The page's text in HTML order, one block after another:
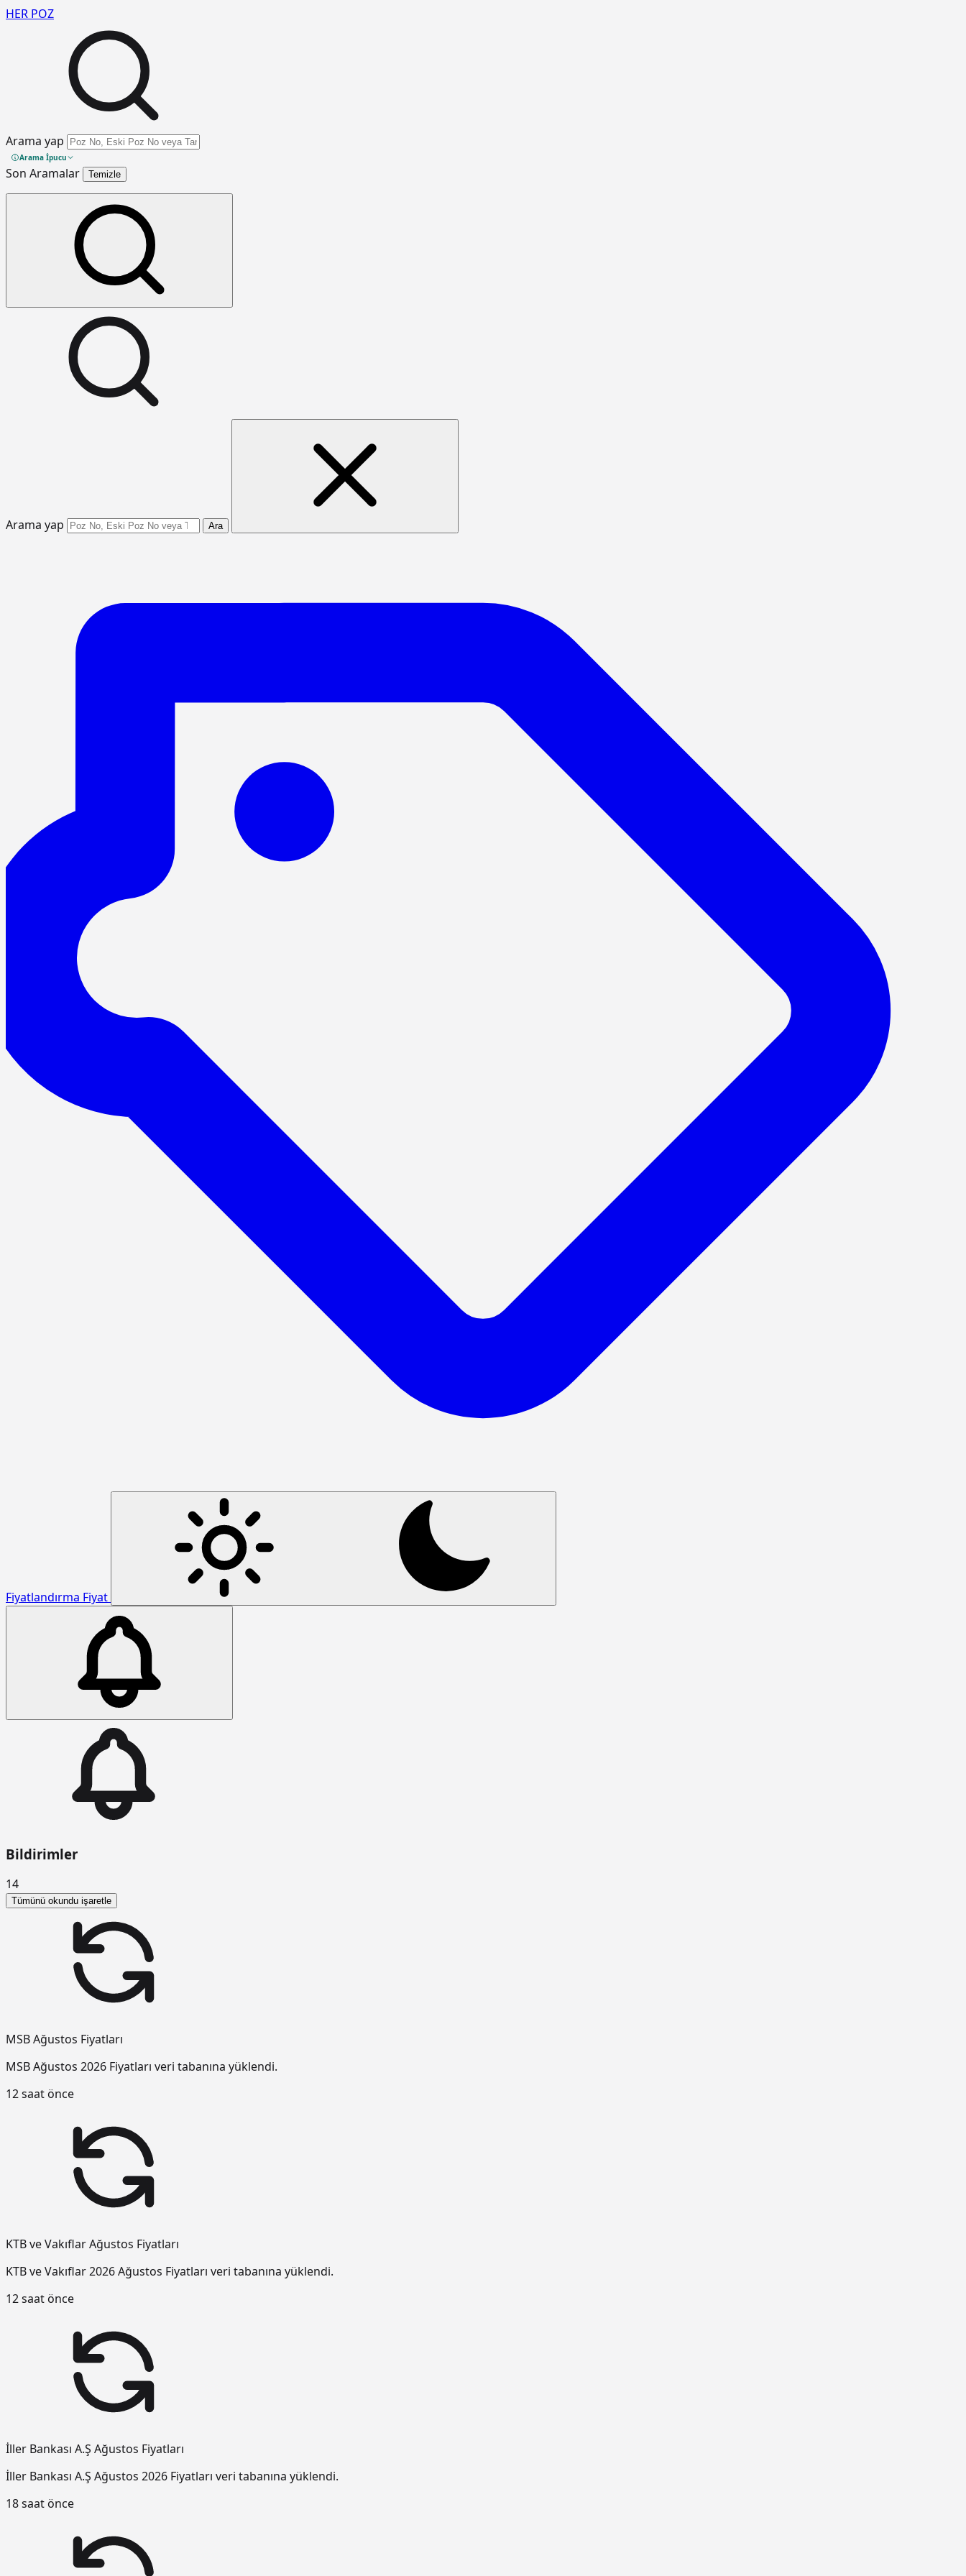
HER POZ
Arama yap
Arama İpucu
Son Aramalar Temizle
Arama yap Ara
Fiyatlandırma Fiyat
Bildirimler
14
Tümünü okundu işaretle
MSB Ağustos Fiyatları
MSB Ağustos 2026 Fiyatları veri tabanına yüklendi.
12 saat önce
KTB ve Vakıflar Ağustos Fiyatları
KTB ve Vakıflar 2026 Ağustos Fiyatları veri tabanına yüklendi.
12 saat önce
İller Bankası A.Ş Ağustos Fiyatları
İller Bankası A.Ş Ağustos 2026 Fiyatları veri tabanına yüklendi.
18 saat önce